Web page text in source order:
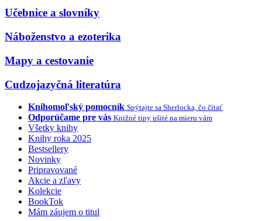
Učebnice a slovníky
Náboženstvo a ezoterika
Mapy a cestovanie
Cudzojazyčná literatúra
Knihomoľský pomocník Spýtajte sa Sherlocka, čo čítať
Odporúčame pre vás Knižné tipy ušité na mieru vám
Všetky knihy
Knihy roka 2025
Bestsellery
Novinky
Pripravované
Akcie a zľavy
Kolekcie
BookTok
Mám záujem o titul